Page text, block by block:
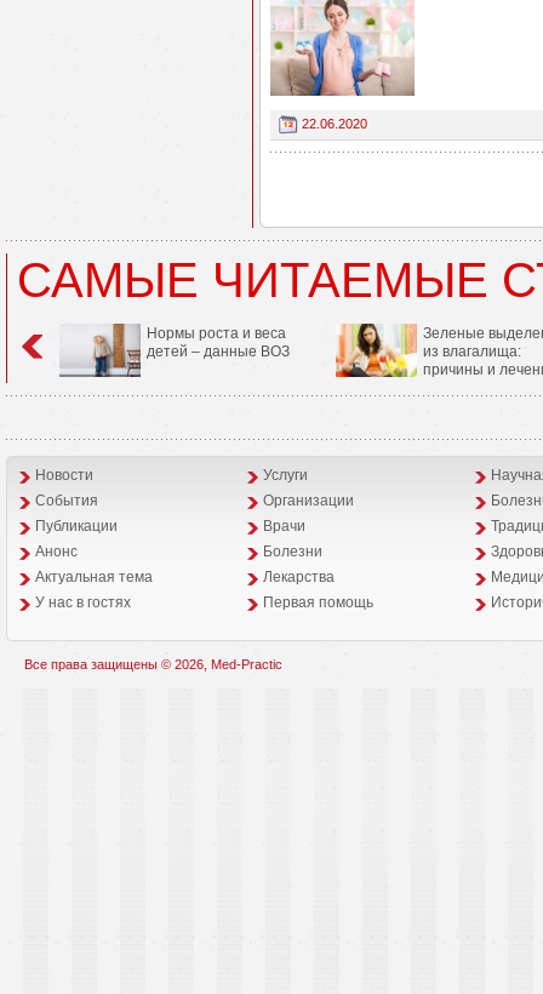
22.06.2020
САМЫЕ ЧИТАЕМЫЕ
Нормы роста и веса
детей – данные ВОЗ
Зеленые
из влагалища:
причины и
Новости Услуги
События
Организации
Публикации
Врачи
Анонс
Болезни
Aктуальная тема
Лекарства
У нас в гостях
Первая помощь
Все права защищены © 2026, Med-Practic